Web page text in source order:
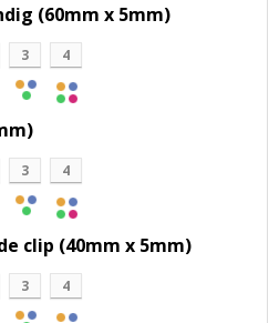
(60mm x 5mm)
3 4
3 4
clip (40mm x 5mm)
3 4